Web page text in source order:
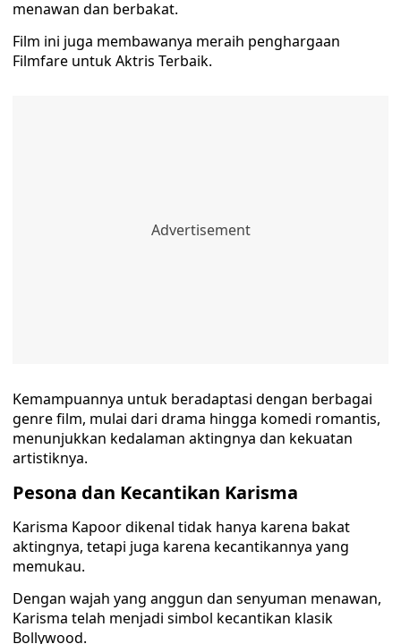
menawan dan berbakat.
Film ini juga membawanya meraih penghargaan
Filmfare untuk Aktris Terbaik.
Kemampuannya untuk beradaptasi dengan berbagai
genre film, mulai dari drama hingga komedi romantis,
menunjukkan kedalaman aktingnya dan kekuatan
artistiknya.
Pesona dan Kecantikan Karisma
Karisma Kapoor dikenal tidak hanya karena bakat
aktingnya, tetapi juga karena kecantikannya yang
memukau.
Dengan wajah yang anggun dan senyuman menawan,
Karisma telah menjadi simbol kecantikan klasik
Bollywood.